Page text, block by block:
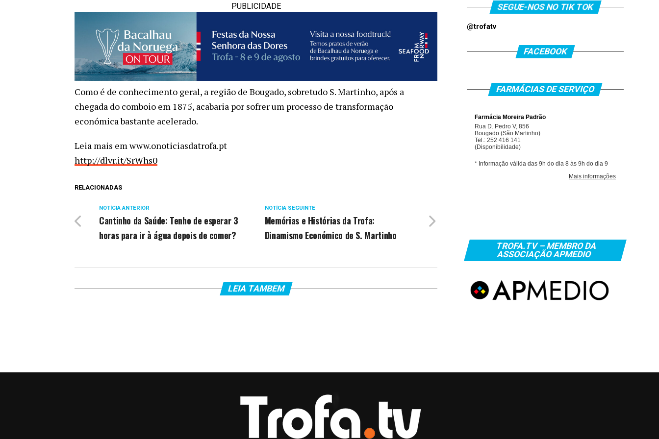
PUBLICIDADE
Como é de conhecimento geral, a região de Bougado, sobretudo S. Martinho, após a
chegada do comboio em 1875, acabaria por sofrer um processo de transformação
económica bastante acelerado.
Leia mais em www.onoticiasdatrofa.pt
http://dlvr.it/SrWhs0
RELACIONADAS
NOTÍCIA SEGUINTE
Memórias e Histórias da Trofa:
Dinamismo Económico de S. Martinho
NOTÍCIA ANTERIOR
Cantinho da Saúde: Tenho de esperar 3
horas para ir à água depois de comer?
LEIA TAMBEM
SEGUE-NOS NO TIK TOK
@trofatv
FACEBOOK
FARMÁCIAS DE SERVIÇO
TROFA.TV – MEMBRO DA
ASSOCIAÇÃO APMEDIO